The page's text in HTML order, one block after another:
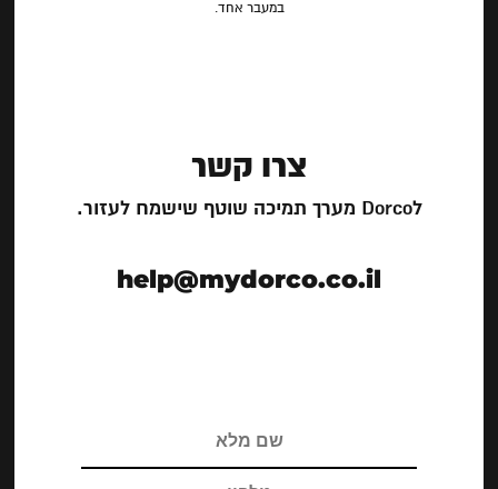
במעבר אחד.
צרו קשר
לDorco מערך תמיכה שוטף שישמח לעזור.
help@mydorco.co.il